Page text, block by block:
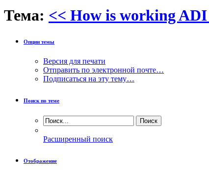
Тема: << How is working
Опции темы
Версия для печати
Отправить по электронной почте…
Подписаться на эту тему…
Поиск по теме
Расширенный поиск
Отображение